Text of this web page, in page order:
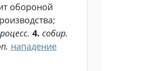
обороной
4. собир.
нападение